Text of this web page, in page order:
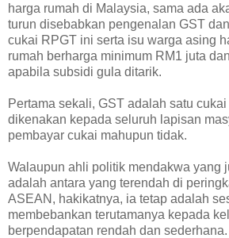
harga rumah di Malaysia, sama ada
turun disebabkan pengenalan GST
cukai RPGT ini serta isu warga asing
rumah berharga minimum RM1 juta
apabila subsidi gula ditarik.
Pertama sekali, GST adalah satu
dikenakan kepada seluruh lapisan
pembayar cukai mahupun tidak.
Walaupun ahli politik mendakwa yang
adalah antara yang terendah di
ASEAN, hakikatnya, ia tetap adalah
membebankan terutamanya kepada
berpendapatan rendah dan sederhana.